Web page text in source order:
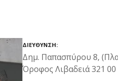
ΔΙΕΎΘΥΝΣΗ
Δημ. Παπασπύρου 8,
Όροφος Λιβαδειά 321 00